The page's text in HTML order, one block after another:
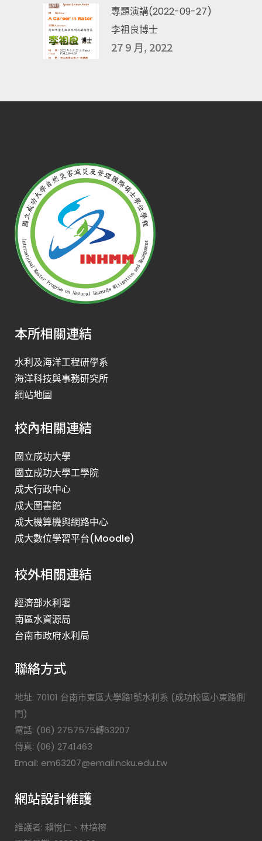
專題演講(2022-09-27)
李祖良博士
27 9 月, 2022
本所相關連結
水利及海洋工程研學系
海洋科技與事務研究所
網站地圖
校內相關連結
國立成功大學
國立成功大學工學院
成大行政中心
成大圖書館
成大機算機與網路中心
成大數位學習平台(Moodle)
校外相關連結
經濟部水利署
南區水資源局
台南市政府水利局
聯絡方式
地址: 70101 台南市東區大學路1號水利系 (成功校區小東路側
門)
電話: (06) 2757575轉63207
傳真: (06) 2741463
Email: em63207@email.ncku.edu.tw
網站設計維護
維護者: 賴悅仁、林培榕